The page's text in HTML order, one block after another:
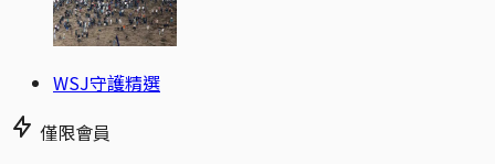
WSJ守護精選
僅限會員